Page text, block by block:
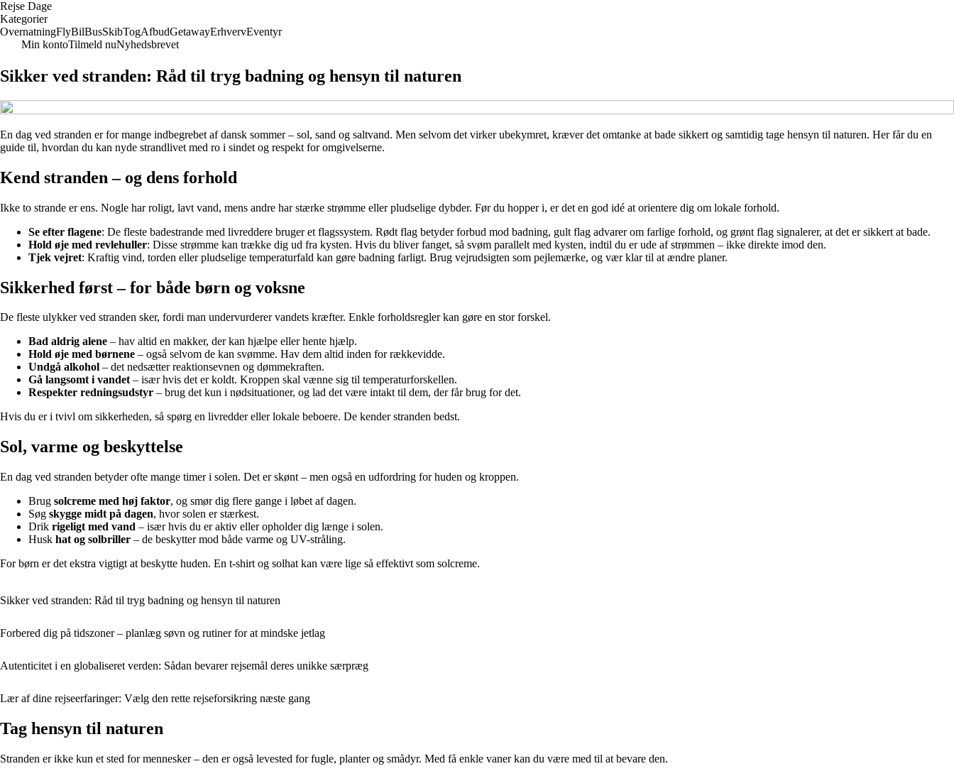
Rejse Dage
Kategorier
OvernatningFlyBilBusSkibTogAfbudGetawayErhvervEventyr
Min kontoTilmeld nuNyhedsbrevet
Sikker ved stranden: Råd til tryg badning og hensyn til naturen
En dag ved stranden er for mange indbegrebet af dansk sommer – sol, sand og saltvand. Men selvom det virker ubekymret, kræver det omtanke at bade sikkert og samtidig tage hensyn til naturen. Her får du en
guide til, hvordan du kan nyde strandlivet med ro i sindet og respekt for omgivelserne.
Kend stranden – og dens forhold
Ikke to strande er ens. Nogle har roligt, lavt vand, mens andre har stærke strømme eller pludselige dybder. Før du hopper i, er det en god idé at orientere dig om lokale forhold.
Se efter flagene: De fleste badestrande med livreddere bruger et flagssystem. Rødt flag betyder forbud mod badning, gult flag advarer om farlige forhold, og grønt flag signalerer, at det er sikkert at bade.
Hold øje med revlehuller: Disse strømme kan trække dig ud fra kysten. Hvis du bliver fanget, så svøm parallelt med kysten, indtil du er ude af strømmen – ikke direkte imod den.
Tjek vejret: Kraftig vind, torden eller pludselige temperaturfald kan gøre badning farligt. Brug vejrudsigten som pejlemærke, og vær klar til at ændre planer.
Sikkerhed først – for både børn og voksne
De fleste ulykker ved stranden sker, fordi man undervurderer vandets kræfter. Enkle forholdsregler kan gøre en stor forskel.
Bad aldrig alene – hav altid en makker, der kan hjælpe eller hente hjælp.
Hold øje med børnene – også selvom de kan svømme. Hav dem altid inden for rækkevidde.
Undgå alkohol – det nedsætter reaktionsevnen og dømmekraften.
Gå langsomt i vandet– især hvis det er koldt. Kroppen skal vænne sig til temperaturforskellen.
Respekter redningsudstyr – brug det kun i nødsituationer, og lad det være intakt til dem, der får brug for det.
Hvis du er i tvivl om sikkerheden, så spørg en livredder eller lokale beboere. De kender stranden bedst.
Sol, varme og beskyttelse
En dag ved stranden betyder ofte mange timer i solen. Det er skønt – men også en udfordring for huden og kroppen.
Brug solcreme med høj faktor, og smør dig flere gange i løbet af dagen.
Søg skygge midt på dagen, hvor solen er stærkest.
Drik rigeligt med vand – især hvis du er aktiv eller opholder dig længe i solen.
Husk hat og solbriller – de beskytter mod både varme og UV-stråling.
For børn er det ekstra vigtigt at beskytte huden. En t-shirt og solhat kan være lige så effektivt som solcreme.
Sikker ved stranden: Råd til tryg badning og hensyn til naturen
Forbered dig på tidszoner – planlæg søvn og rutiner for at mindske jetlag
Autenticitet i en globaliseret verden: Sådan bevarer rejsemål deres unikke særpræg
Lær af dine rejseerfaringer: Vælg den rette rejseforsikring næste gang
Tag hensyn til naturen
Stranden er ikke kun et sted for mennesker – den er også levested for fugle, planter og smådyr. Med få enkle vaner kan du være med til at bevare den.